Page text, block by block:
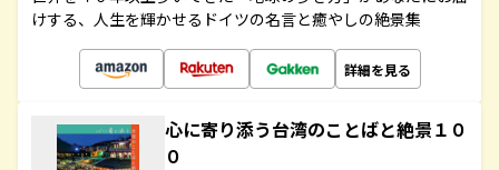
けする、人生を輝かせるドイツの名言と癒やしの絶景集
詳細を見る
心に寄り添う台湾のことばと絶景１０
０